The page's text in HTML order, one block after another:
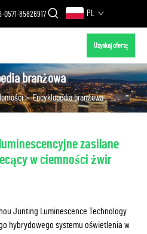
0571-85826917 PL
Uzyskaj ofertę
branżowa
>Encyklopedia branżowa
zasilane
w ciemności żwir
Junting Luminescence Technology
hybrydowego systemu oświetlenia w